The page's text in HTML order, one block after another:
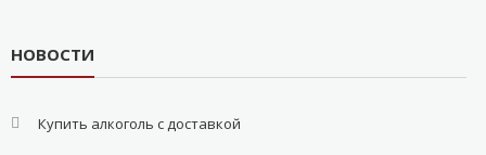
НОВОСТИ
Купить алкоголь с доставкой